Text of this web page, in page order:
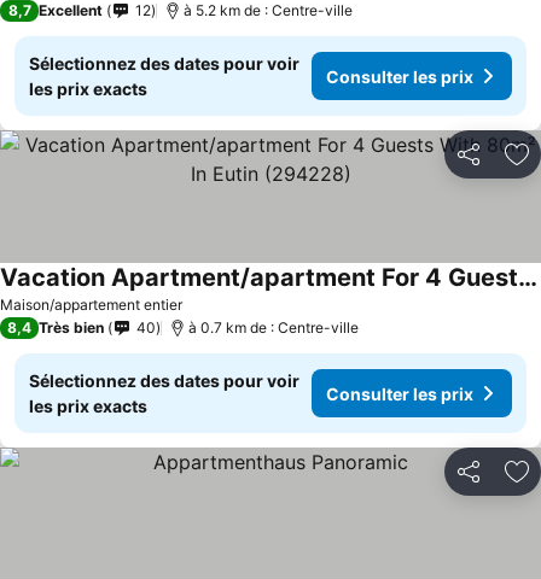
8,7 Excellent 12 à 5.2 km de : Centre-ville
Sélectionnez des dates pour voir
les prix exacts
Consulter les prix
Partager
Maison/appartement entier
Vacation Apartment/apartment For 4 Guests With 80m² In Eutin (294228)
8,4 Très bien 40 à 0.7 km de : Centre-ville
Sélectionnez des dates pour voir
les prix exacts
Consulter les prix
Partager